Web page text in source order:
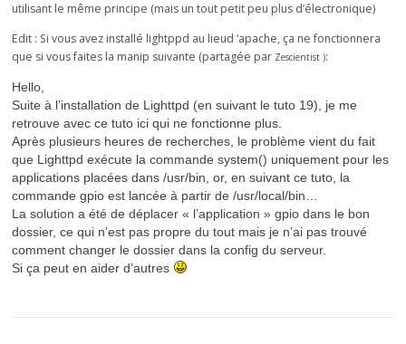
utilisant le même principe (mais un tout petit peu plus d’électronique)
Edit : Si vous avez installé lightppd au lieud ‘apache, ça ne fonctionnera
que si vous faites la manip suivante (partagée par Zescientist ):
Hello,
Suite à l’installation de Lighttpd (en suivant le tuto 19), je me
retrouve avec ce tuto ici qui ne fonctionne plus.
Après plusieurs heures de recherches, le problème vient du fait
que Lighttpd exécute la commande system() uniquement pour les
applications placées dans /usr/bin, or, en suivant ce tuto, la
commande gpio est lancée à partir de /usr/local/bin…
La solution a été de déplacer « l’application » gpio dans le bon
dossier, ce qui n’est pas propre du tout mais je n’ai pas trouvé
comment changer le dossier dans la config du serveur.
Si ça peut en aider d’autres